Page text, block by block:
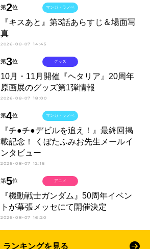
第2位
『キスあと』第3話あらすじ＆場面写
真
2026-08-07 14:45
マンガ・ラノベ
第3位
10月・11月開催『ヘタリア』20周年
原画展のグッズ第1弾情報
2026-08-07 18:00
グッズ
第4位
『チ●チ●デビルを追え！』最終回掲
載記念！ くぼたふみお先生メールイ
ンタビュー
2026-08-07 12:15
マンガ・ラノベ
第5位
『機動戦士ガンダム』50周年イベン
トが幕張メッセにて開催決定
2026-08-07 16:20
アニメ
ランキングを見る